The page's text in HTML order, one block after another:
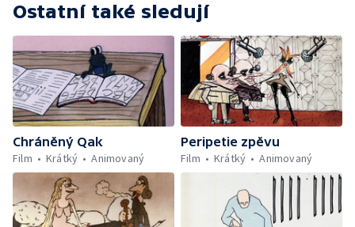
Ostatní také sledují
Chráněný Qak
Film
Krátký Animovaný
Peripetie zpěvu
Film
Krátký Animovaný